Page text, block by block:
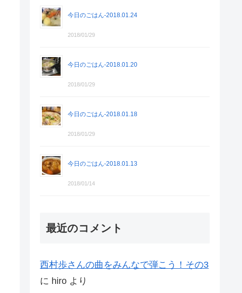
今日のごはん-2018.01.24
2018/01/29
今日のごはん-2018.01.20
2018/01/29
今日のごはん-2018.01.18
2018/01/29
今日のごはん-2018.01.13
2018/01/14
最近のコメント
西村歩さんの曲をみんなで弾こう！その3
に hiro より